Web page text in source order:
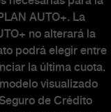
AUTO+. La
no alterará la
podrá elegir entre
la última cuota.
visualizado
de Crédito